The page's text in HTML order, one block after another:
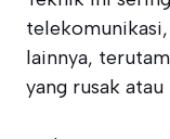
lainnya,
yang rusak